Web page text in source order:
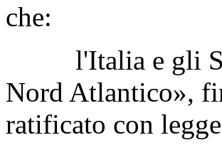
RIZZO
Al Ministro della
della
che: